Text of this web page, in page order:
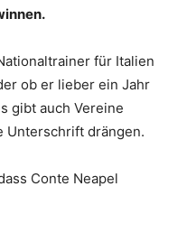
für Italien
ob er lieber ein Jahr
gibt auch Vereine
Unterschrift drängen.
Conte Neapel